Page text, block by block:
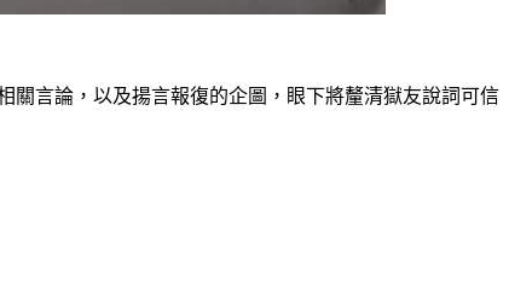
關言論，以及揚言報復的企圖，眼下將釐清獄友說詞可信